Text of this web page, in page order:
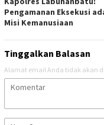
Pengamanan Eksekusi
Misi Kemanusiaan
Tinggalkan Balasan
Alamat email Anda tidak akan